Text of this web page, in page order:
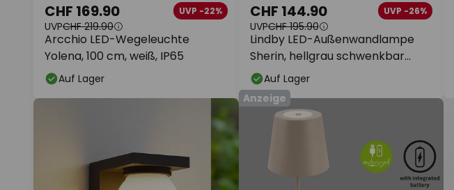
Arcchio LED-Wegeleuchte
Yolena, 100 cm, weiß, IP65
CHF 169.90 UVP -22%
UVPCHF 219.90
Auf Lager
Lindby LED-Außenwandlampe
Sherin, hellgrau schwenkbar
Sensor
CHF 144.90 UVP -26%
UVPCHF 195.90
Auf Lager
Anzeige